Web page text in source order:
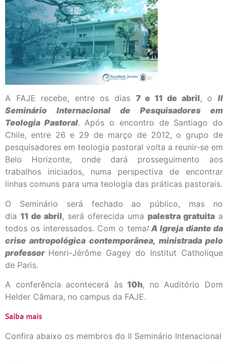
A FAJE recebe, entre os dias 7e 11de abril, oII
Seminário Internacional de Pesquisadores em
Teologia Pastoral. Após o encontro de Santiago do
Chile, entre 26 e 29 de março de 2012, o grupo de
pesquisadores em teologia pastoral volta a reunir-se em
Belo Horizonte, onde dará prosseguimento aos
trabalhos iniciados, numa perspectiva de encontrar
linhas comuns para uma teologia das práticas pastorais.
O Seminário será fechado ao público, mas no
dia 11 de abril, será oferecida uma palestra gratuita a
todos os interessados. Com o tema:A Igreja diante da
crise antropológica contemporânea, ministrada pelo
professor Henri-Jérôme Gagey do Institut Catholique
de Paris.
A conferência acontecerá às10h, no Auditório Dom
Helder Câmara, no campus da FAJE.
Saiba mais
Confira abaixo os membros do II Seminário Intenacional